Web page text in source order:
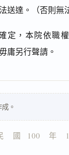
送達。（否則無
定，本院依職
庸另行聲請。
。
國   100    年